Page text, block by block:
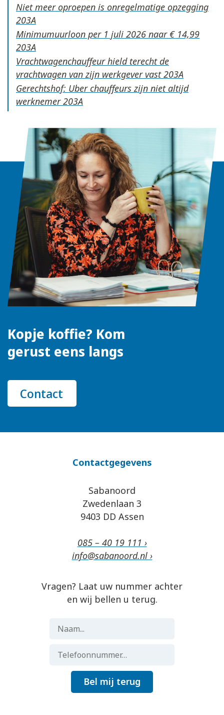
Niet meer oproepen is onregelmatige opzegging
Minimumuurloon per 1 juli 2026 naar € 14,99
Vrachtwagenchauffeur hield terecht de
vrachtwagen van zijn werkgever vast
Gerechtshof: Uber chauffeurs zijn niet altijd
werknemer
Kopje koffie? Kom
gerust eens langs
Contact
Contactgegevens
Sabanoord
Zwedenlaan 3
9403 DD Assen
085 – 40 19 111 ›
info@sabanoord.nl ›
Vragen? Laat uw nummer achter
en wij bellen u terug.
Bel mij terug